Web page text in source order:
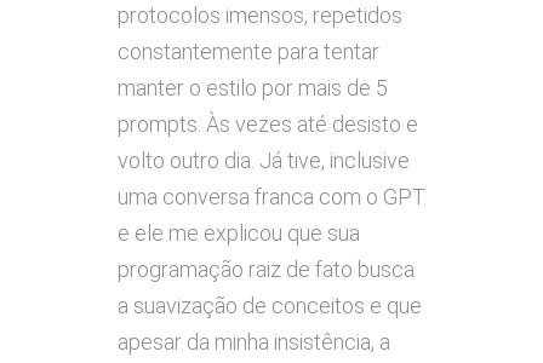
protocolos imensos, repetidos
constantemente para tentar
manter o estilo por mais de 5
prompts. Às vezes até desisto e
volto outro dia. Já tive, inclusive
uma conversa franca com o GPT
e ele me explicou que sua
programação raiz de fato busca
a suavização de conceitos e que
apesar da minha insistência, a